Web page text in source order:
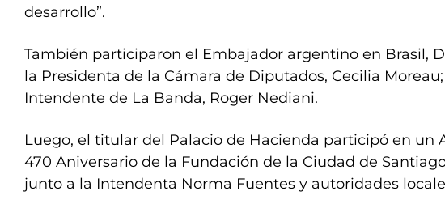
desarrollo”.
También participaron el Embajador argentino en Brasil,
la Presidenta de la Cámara de Diputados, Cecilia Moreau;
Intendente de La Banda, Roger Nediani.
Luego, el titular del Palacio de Hacienda participó en un
470 Aniversario de la Fundación de la Ciudad de
junto a la Intendenta Norma Fuentes y autoridades